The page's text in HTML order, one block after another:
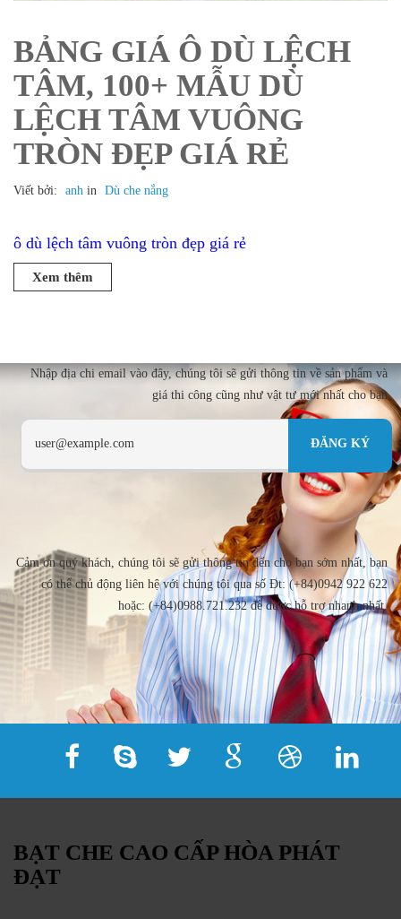
BẢNG GIÁ Ô DÙ LỆCH
TÂM, 100+ MẪU DÙ
LỆCH TÂM VUÔNG
TRÒN ĐẸP GIÁ RẺ
Viết bởi: anh in Dù che nắng
ô dù lệch tâm vuông tròn đẹp giá rẻ
Xem thêm
Nhập địa chi email vào đây, chúng tôi sẽ gửi thông tin về sản phẩm và
giá thi công cũng như vật tư mới nhất cho bạn
Cảm ơn quý khách, chúng tôi sẽ gửi thông tin đến cho bạn sớm nhất, bạn
có thể chủ động liên hệ với chúng tôi qua số Đt: (+84)0942 922 622
hoặc: (+84)0988.721.232 để được hỗ trợ nhanh nhất.
BẠT CHE CAO CẤP HÒA PHÁT
ĐẠT